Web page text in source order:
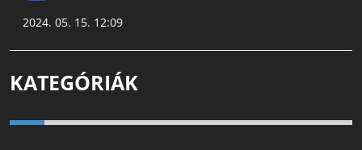
2024. 05. 15. 12:09
KATEGÓRIÁK